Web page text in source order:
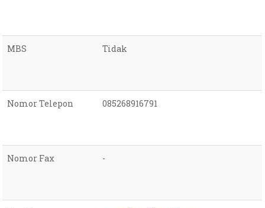
MBS Tidak
Nomor Telepon 085268916791
Nomor Fax -